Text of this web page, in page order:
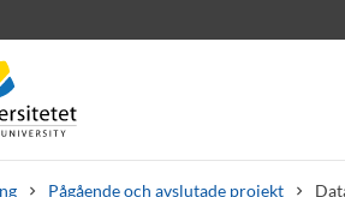
Pågående och avslutade projekt